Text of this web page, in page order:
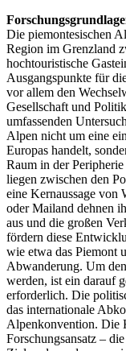
Die piemontesischen
Region im Grenzland
hochtouristische
Ausgangspunkte für
vor allem den
Gesellschaft und
umfassenden
Alpen nicht um eine
Europas handelt,
Raum in der
liegen zwischen den
eine Kernaussage von
oder Mailand dehnen
aus und die großen
fördern diese
wie etwa das Piemont
Abwanderung. Um
werden, ist ein darauf
erforderlich. Die
das internationale
Alpenkonvention. Die
Forschungsansatz –